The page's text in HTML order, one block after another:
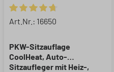
Durchschnittliche Bewertung
Art.Nr.: 16650
PKW-Sitzauflage
CoolHeat, Auto-
Sitzaufleger mit Heiz-,